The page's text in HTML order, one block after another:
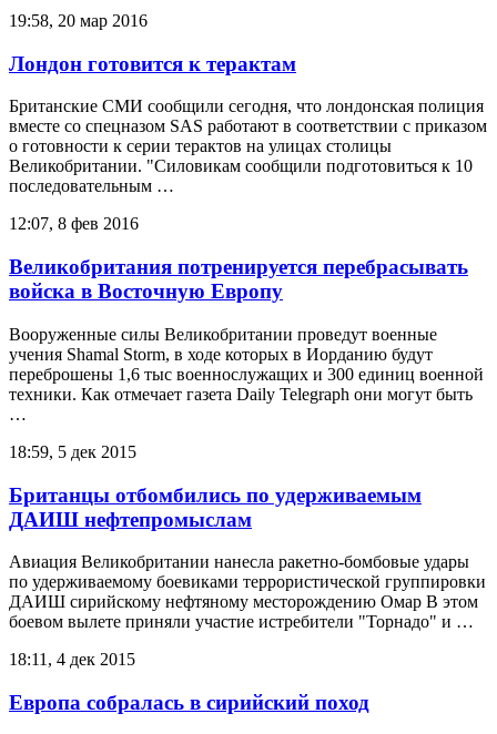
19:58, 20 мар 2016
Лондон готовится к терактам
Британские СМИ сообщили сегодня, что лондонская полиция
вместе со спецназом SAS работают в соответствии с приказом
о готовности к серии терактов на улицах столицы
Великобритании. "Силовикам сообщили подготовиться к 10
последовательным …
12:07, 8 фев 2016
Великобритания потренируется перебрасывать
войска в Восточную Европу
Вооруженные силы Великобритании проведут военные
учения Shamal Storm, в ходе которых в Иорданию будут
переброшены 1,6 тыс военнослужащих и 300 единиц военной
техники. Как отмечает газета Daily Telegraph они могут быть
…
18:59, 5 дек 2015
Британцы отбомбились по удерживаемым
ДАИШ нефтепромыслам
Авиация Великобритании нанесла ракетно-бомбовые удары
по удерживаемому боевиками террористической группировки
ДАИШ сирийскому нефтяному месторождению Омар В этом
боевом вылете приняли участие истребители "Торнадо" и …
18:11, 4 дек 2015
Европа собралась в сирийский поход